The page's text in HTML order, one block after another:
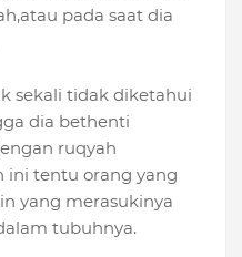
pada saat dia
sekali tidak diketahui
dia bethenti
ruqyah
ini tentu orang yang
yang merasukinya
tubuhnya.